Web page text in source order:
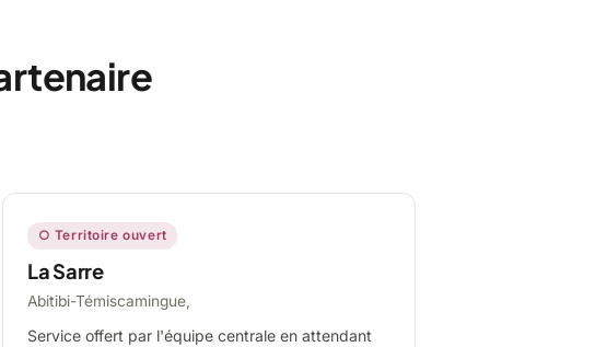
○ Territoire ouvert
La Sarre
Abitibi-Témiscamingue,
Service offert par l'équipe centrale en attendant